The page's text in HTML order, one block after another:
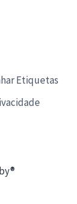
Etiquetas